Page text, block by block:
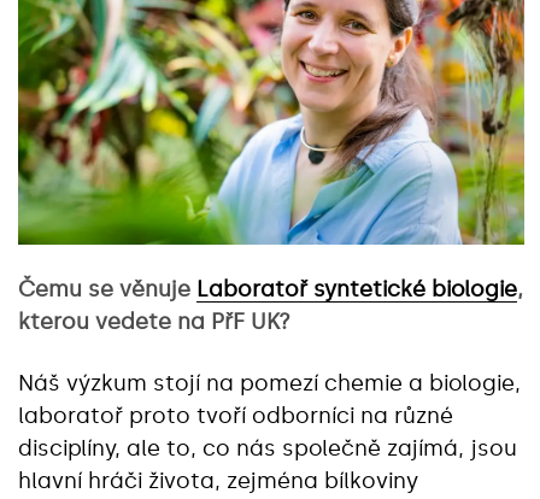
Čemu se věnuje Laboratoř syntetické biologie,
kterou vedete na PřF UK?
Náš výzkum stojí na pomezí chemie a biologie,
laboratoř proto tvoří odborníci na různé
disciplíny, ale to, co nás společně zajímá, jsou
hlavní hráči života, zejména bílkoviny